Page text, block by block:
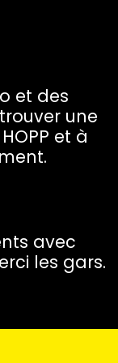
et des
une
et à
avec
les gars.